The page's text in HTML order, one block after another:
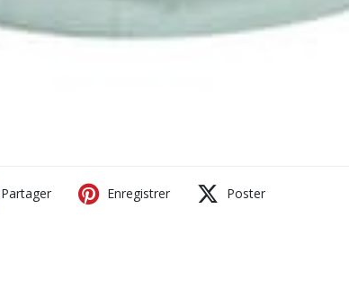
Partager Enregistrer Poster